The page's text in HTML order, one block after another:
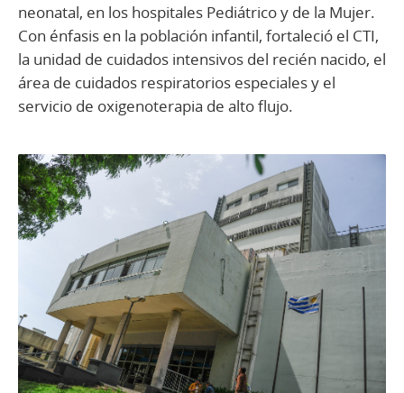
neonatal, en los hospitales Pediátrico y de la Mujer.
Con énfasis en la población infantil, fortaleció el CTI,
la unidad de cuidados intensivos del recién nacido, el
área de cuidados respiratorios especiales y el
servicio de oxigenoterapia de alto flujo.